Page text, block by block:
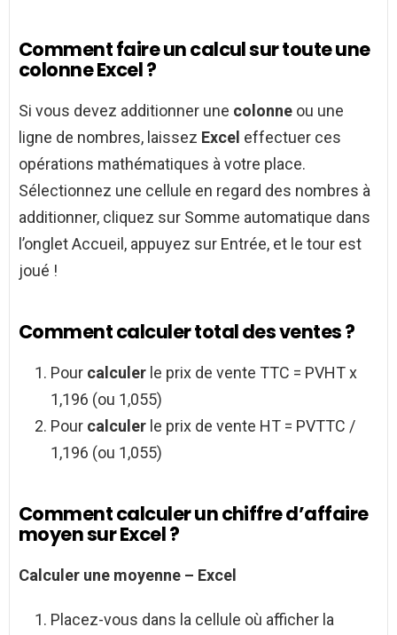
Comment faire un calcul sur toute une
colonne Excel ?
Si vous devez additionner une colonne ou une
ligne de nombres, laissez Excel effectuer ces
opérations mathématiques à votre place.
Sélectionnez une cellule en regard des nombres à
additionner, cliquez sur Somme automatique dans
l’onglet Accueil, appuyez sur Entrée, et le tour est
joué !
Comment calculer total des ventes ?
Pour calculer le prix de vente TTC = PVHT x
1,196 (ou 1,055)
Pour calculer le prix de vente HT = PVTTC /
1,196 (ou 1,055)
Comment calculer un chiffre d’affaire
moyen sur Excel ?
Calculer une moyenne – Excel
Placez-vous dans la cellule où afficher la